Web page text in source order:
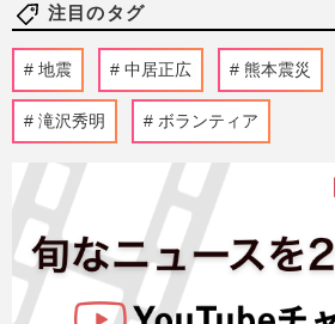
注目のタグ
地震 中居正広 熊本震災
滝沢秀明 ボランティア